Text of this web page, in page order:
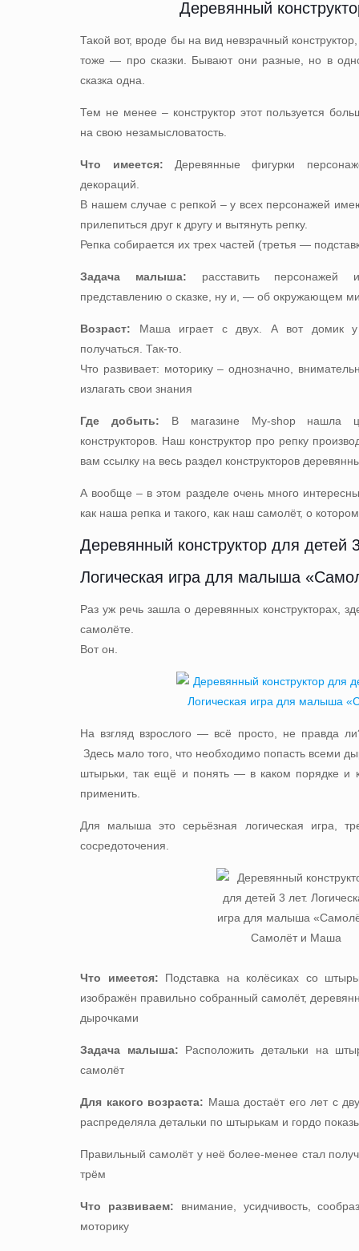
Такой вот, вроде бы на вид невзрачный
тоже — про сказки. Бывают они разные, но в
сказка одна.
Тем не менее – конструктор этот пользуется
на свою незамысловатость.
Что имеется: Деревянные фигурки
декораций.
В нашем случае с репкой – у всех персонажей
прилепиться друг к другу и вытянуть репку.
Репка собирается их трех частей (третья —
Задача малыша: расставить персонажей
представлению о сказке, ну и, — об окружающем
Возраст: Маша играет с двух. А вот домик у
получаться. Так-то.
Что развивает: моторику – однозначно,
излагать свои знания
Где добыть: В магазине My-shop нашла
конструкторов. Наш конструктор про репку
вам ссылку на весь раздел конструкторов
А вообще – в этом разделе очень много
как наша репка и такого, как наш самолёт, о
Деревянный конструктор для детей
Логическая игра для малыша
Раз уж речь зашла о деревянных конструкторах,
самолёте.
Вот он.
На взгляд взрослого — всё просто, не правда
Здесь мало того, что необходимо попасть всеми
штырьки, так ещё и понять — в каком порядке и
применить.
Для малыша это серьёзная логическая игра,
сосредоточения.
Что имеется: Подставка на колёсиках со
изображён правильно собранный самолёт,
дырочками
Задача малыша: Расположить детальки на
самолёт
Для какого возраста: Маша достаёт его лет с
распределяла детальки по штырькам и гордо
Правильный самолёт у неё более-менее стал
трём
Что развиваем: внимание, усидчивость,
моторику